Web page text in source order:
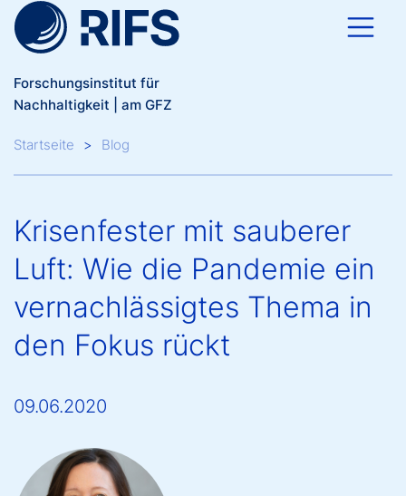
Direkt zum Inhalt
Forschungsinstitut für
Nachhaltigkeit | am GFZ
Breadcrumb
Startseite Blog
Krisenfester mit sauberer
Luft: Wie die Pandemie ein
vernachlässigtes Thema in
den Fokus rückt
09.06.2020